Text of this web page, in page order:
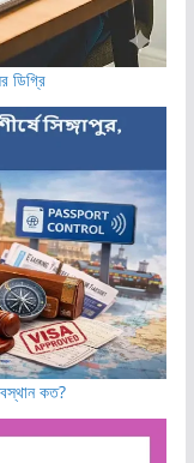
ডিগ্রি
কত?